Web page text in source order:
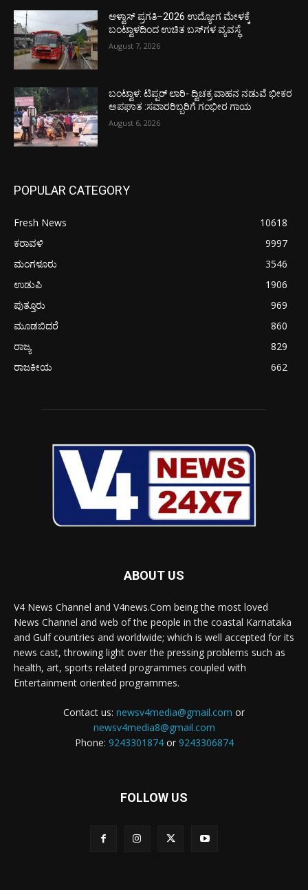
ಆಳ್ವಾಸ್ ಪ್ರಗತಿ–2026 ಉದ್ಯೋಗ ಮೇಳಕ್ಕೆ
ಬಂಟ್ವಾಳದಿಂದ ಉಚಿತ ಬಸ್‌ಗಳ ವ್ಯವಸ್ಥೆ
August 7, 2026
ಬಂಟ್ವಾಳ: ಟಿಪ್ಪರ್ ಲಾರಿ- ದ್ವಿಚಕ್ರ ವಾಹನ ನಡುವೆ ಭೀಕರ
ಅಪಘಾತ :ಸವಾರರಿಬ್ಬರಿಗೆ ಗಂಭೀರ ಗಾಯ
August 6, 2026
POPULAR CATEGORY
Fresh News
10618
ಕರಾವಳಿ
9997
ಮಂಗಳೂರು
3546
ಉಡುಪಿ
1906
ಪುತ್ತೂರು
969
ಮೂಡಬಿದರೆ
860
ರಾಜ್ಯ
829
ರಾಜಕೀಯ
662
ABOUT US
V4 News Channel and V4news.Com being the most loved
News Channel and web of the people in the coastal Karnataka
and Gulf countries and worldwide; which is well accepted for its
news cast, throwing light over the pressing problems such as
health, art, sports related programmes coupled with
Entertainment oriented programmes.
Contact us: newsv4media@gmail.com or
newsv4media8@gmail.com
Phone: 9243301874or 9243306874
FOLLOW US